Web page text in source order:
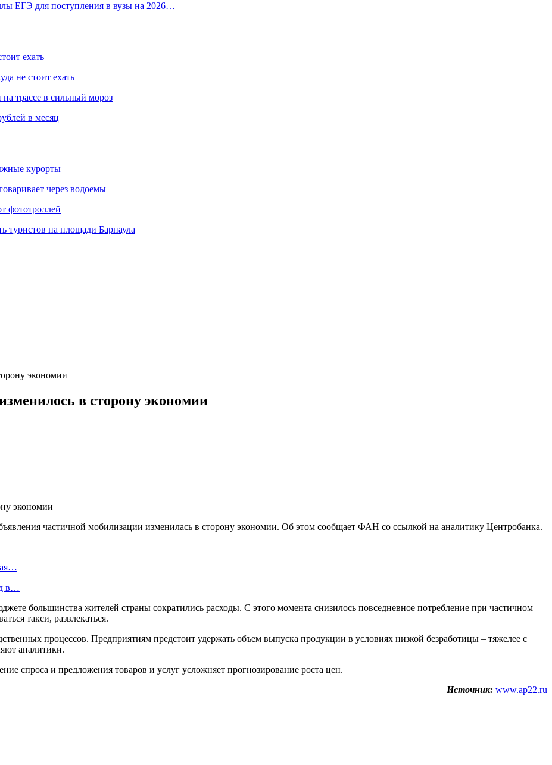
ЕГЭ для поступления в вузы на 2026…
ехать
не стоит ехать
на трассе в сильный мороз
в месяц
курорты
через водоемы
фототроллей
туристов на площади Барнаула
экономии
в сторону экономии
частичной мобилизации изменилась в сторону экономии. Об этом сообщает ФАН со ссылкой на аналитику Центробанка.
в…
большинства жителей страны сократились расходы. С этого момента снизилось повседневное потребление при частичном
такси, развлекаться.
процессов. Предприятиям предстоит удержать объем выпуска продукции в условиях низкой безработицы – тяжелее с
аналитики.
спроса и предложения товаров и услуг усложняет прогнозирование роста цен.
Источник: www.ap22.ru